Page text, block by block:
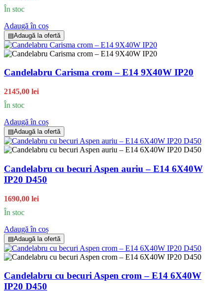
În stoc
Adaugă în coș
▤Adaugă la ofertă
Candelabru Carisma crom – E14 9X40W IP20
2145,00 lei
În stoc
Adaugă în coș
▤Adaugă la ofertă
Candelabru cu becuri Aspen auriu – E14 6X40W
IP20 D450
1690,00 lei
În stoc
Adaugă în coș
▤Adaugă la ofertă
Candelabru cu becuri Aspen crom – E14 6X40W
IP20 D450